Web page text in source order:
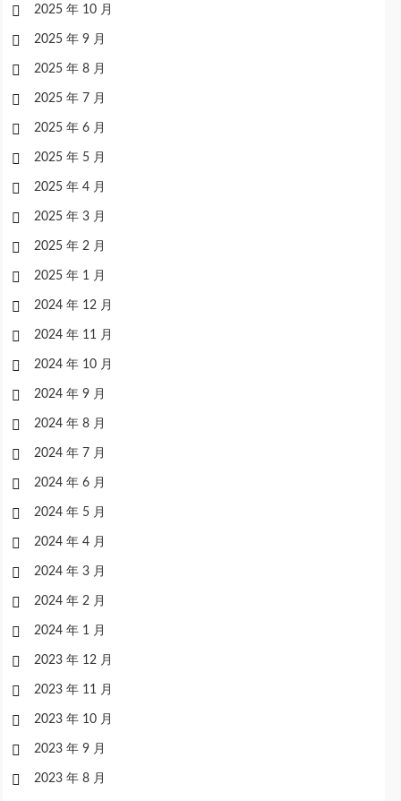
2025 年 10 月
2025 年 9 月
2025 年 8 月
2025 年 7 月
2025 年 6 月
2025 年 5 月
2025 年 4 月
2025 年 3 月
2025 年 2 月
2025 年 1 月
2024 年 12 月
2024 年 11 月
2024 年 10 月
2024 年 9 月
2024 年 8 月
2024 年 7 月
2024 年 6 月
2024 年 5 月
2024 年 4 月
2024 年 3 月
2024 年 2 月
2024 年 1 月
2023 年 12 月
2023 年 11 月
2023 年 10 月
2023 年 9 月
2023 年 8 月